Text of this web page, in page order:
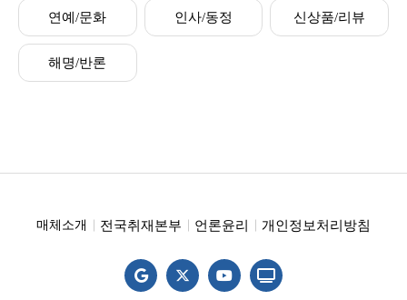
연예/문화 인사/동정 신상품/리뷰
해명/반론
매체소개 전국취재본부 언론윤리 개인정보처리방침